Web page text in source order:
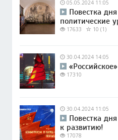
05.05.2024 11:05
Повестка
политические
17633 10 (1)
30.04.2024 14:05
17310
30.04.2024 11:05
Повестка
к развитию!
17078